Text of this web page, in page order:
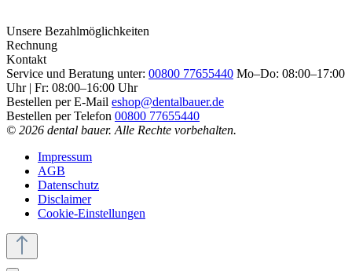
Unsere Bezahlmöglichkeiten
Rechnung
Kontakt
Service und Beratung unter: 00800 77655440 Mo–Do: 08:00–17:00
Uhr | Fr: 08:00–16:00 Uhr
Bestellen per E-Mail eshop@dentalbauer.de
Bestellen per Telefon 00800 77655440
© 2026 dental bauer. Alle Rechte vorbehalten.
Impressum
AGB
Datenschutz
Disclaimer
Cookie-Einstellungen